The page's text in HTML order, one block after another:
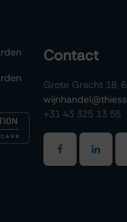
Contact
Grote Gracht 18,
+31 43 325 13 55